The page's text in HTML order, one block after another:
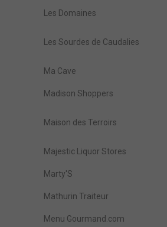
Les Domaines
Les Sourdes de Caudalies
Ma Cave
Madison Shoppers
Maison des Terroirs
Majestic Liquor Stores
Marty'S
Mathurin Traiteur
Menu Gourmand.com